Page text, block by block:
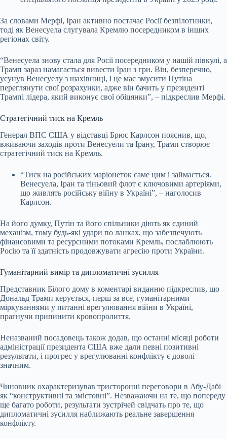
За словами Мерфі, Іран активно постачає Росії безпілотники,
тоді як Венесуела слугувала Кремлю посередником в інших
регіонах світу.
“Венесуела знову стала для Росії посередником у нашій півкулі, а
Трамп зараз намагається вивести Іран з гри. Він, безперечно,
усунув Венесуелу з шахівниці, і це має змусити Путіна
переглянути свої розрахунки, адже він бачить у президенті
Трампі лідера, який виконує свої обіцянки”, – підкреслив Мерфі.
Стратегічний тиск на Кремль
Генерал ВПС США у відставці Брюс Карлсон пояснив, що,
вживаючи заходів проти Венесуели та Ірану, Трамп створює
стратегічний тиск на Кремль.
“Тиск на російських маріонеток саме цим і займається.
Венесуела, Іран та тіньовий флот є ключовими артеріями,
що живлять російську війну в Україні”, – наголосив
Карлсон.
На його думку, Путін та його спільники діють як єдиний
механізм, тому будь-які удари по ланках, що забезпечують
фінансовими та ресурсними потоками Кремль, послаблюють
Росію та її здатність продовжувати агресію проти України.
Гуманітарний вимір та дипломатичні зусилля
Представник Білого дому в коментарі виданню підкреслив, що
Дональд Трамп керується, перш за все, гуманітарними
міркуваннями у питанні врегулювання війни в Україні,
прагнучи припинити кровопролиття.
Неназваний посадовець також додав, що останні місяці роботи
адміністрації президента США вже дали певні позитивні
результати, і прогрес у врегулюванні конфлікту є доволі
значним.
Чиновник охарактеризував тристоронні переговори в Абу-Дабі
як “конструктивні та змістовні”. Незважаючи на те, що попереду
ще багато роботи, результати зустрічей свідчать про те, що
дипломатичні зусилля наближають реальне завершення
конфлікту.